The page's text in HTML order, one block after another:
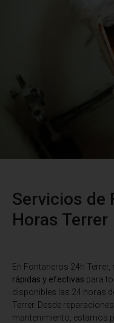
Servicios de
Horas Terrer
En Fontaneros 24h Terrer
rápidas y efectivas para
disponibles las 24 horas
Terrer. Desde
mantenimiento, estamos